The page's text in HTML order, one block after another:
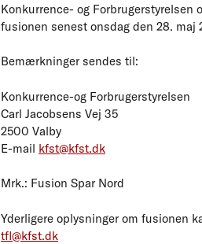
Konkurrence- og
fusionen senest onsdag den 28. maj
Bemærkninger sendes til:
Konkurrence-og Forbrugerstyrelsen
Carl Jacobsens Vej 35
2500 Valby
E-mail kfst@kfst.dk
Mrk.: Fusion Spar Nord
Yderligere oplysninger om fusionen
tfl@kfst.dk